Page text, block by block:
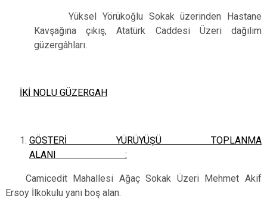
Yüksel Yörükoğlu Sokak üzerinden Hastane
Kavşağına çıkış, Atatürk Caddesi Üzeri dağılım
güzergâhları.
İKİ NOLU GÜZERGAH
GÖSTERİ YÜRÜYÜŞÜ TOPLANMA
ALANI :
Camicedit Mahallesi Ağaç Sokak Üzeri Mehmet Akif
Ersoy İlkokulu yanı boş alan.